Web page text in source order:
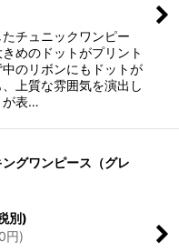
チュニックワンピー
めのドットがプリント
のリボンにもドットが
上質な雰囲気を演出し
が表…
グワンピース（グレ
別)
円)